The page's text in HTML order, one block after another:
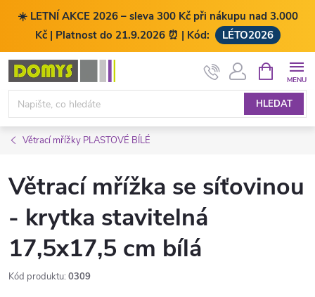
☀️ LETNÍ AKCE 2026 – sleva 300 Kč při nákupu nad 3.000
Kč | Platnost do 21.9.2026 ⏰ | Kód:
LÉTO2026
Přejít
obsah
HLEDAT
NÁKUPNÍ
KOŠÍK
Větrací mřížky PLASTOVÉ BÍLÉ
Větrací mřížka se síťovinou
- krytka stavitelná
17,5x17,5 cm bílá
Kód produktu: 0309